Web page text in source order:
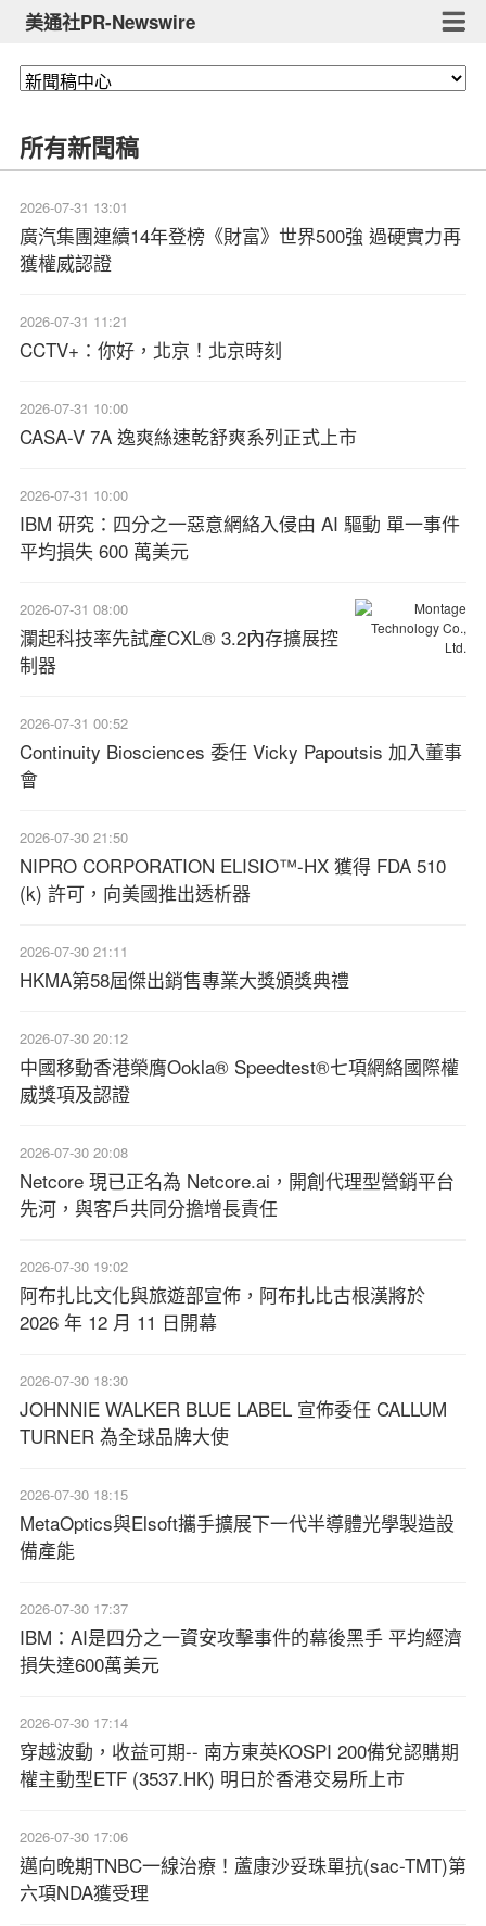
美通社PR-Newswire
所有新聞稿
2026-07-31 13:01
廣汽集團連續14年登榜《財富》世界500強 過硬實力再
獲權威認證
2026-07-31 11:21
CCTV+：你好，北京！北京時刻
2026-07-31 10:00
CASA-V 7A 逸爽絲速乾舒爽系列正式上市
2026-07-31 10:00
IBM 研究：四分之一惡意網絡入侵由 AI 驅動 單一事件
平均損失 600 萬美元
2026-07-31 08:00
瀾起科技率先試產CXL® 3.2內存擴展控
制器
2026-07-31 00:52
Continuity Biosciences 委任 Vicky Papoutsis 加入董事
會
2026-07-30 21:50
NIPRO CORPORATION ELISIO™-HX 獲得 FDA 510
(k) 許可，向美國推出透析器
2026-07-30 21:11
HKMA第58屆傑出銷售專業大獎頒獎典禮
2026-07-30 20:12
中國移動香港榮膺Ookla® Speedtest®七項網絡國際權
威獎項及認證
2026-07-30 20:08
Netcore 現已正名為 Netcore.ai，開創代理型營銷平台
先河，與客戶共同分擔增長責任
2026-07-30 19:02
阿布扎比文化與旅遊部宣佈，阿布扎比古根漢將於
2026 年 12 月 11 日開幕
2026-07-30 18:30
JOHNNIE WALKER BLUE LABEL 宣佈委任 CALLUM
TURNER 為全球品牌大使
2026-07-30 18:15
MetaOptics與Elsoft攜手擴展下一代半導體光學製造設
備產能
2026-07-30 17:37
IBM：AI是四分之一資安攻擊事件的幕後黑手 平均經濟
損失達600萬美元
2026-07-30 17:14
穿越波動，收益可期-- 南方東英KOSPI 200備兌認購期
權主動型ETF (3537.HK) 明日於香港交易所上市
2026-07-30 17:06
邁向晚期TNBC一線治療！蘆康沙妥珠單抗(sac-TMT)第
六項NDA獲受理